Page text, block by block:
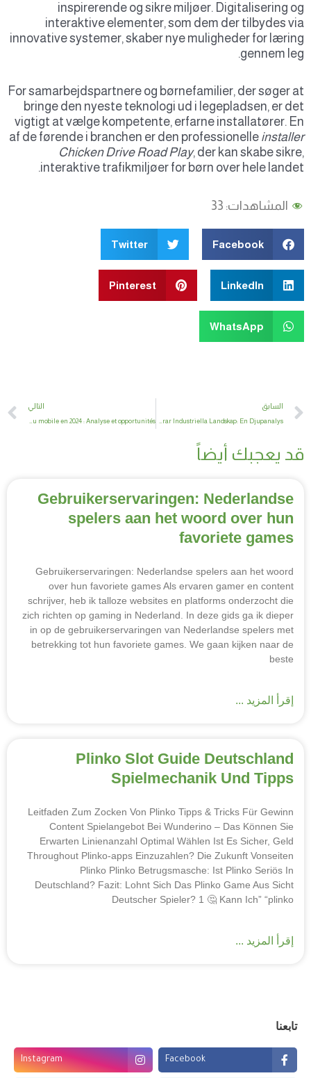
inspirerende og sikre miljøer. Digitalisering
interaktive elementer, som dem der tilbydes
innovative systemer, skaber nye muligheder for
gennem
For samarbejdspartnere og børnefamilier, der søger
bringe den nyeste teknologi ud i legepladsen, er
vigtigt at vælge kompetente, erfarne installatører.
af de førende i branchen er den professionelle
Chicken Drive Road Play, der kan skabe
interaktive trafikmiljøer for børn over hele
المشاهدات: 33
Facebook
Twitter
LinkedIn
Pinterest
WhatsApp
Prev
السابق
Les tendances de l’industrie du jeu mobile en 2024 : Analyse et opportunités
يعجبك أيضاً
Gebruikerservaringen: Nederlandse
spelers aan het woord over hun
favoriete games
Gebruikerservaringen: Nederlandse spelers aan het woord
over hun favoriete games Als ervaren gamer en content
schrijver, heb ik talloze websites en platforms onderzocht die
zich richten op gaming in Nederland. In deze gids ga ik dieper
in op de gebruikerservaringen van Nederlandse spelers met
betrekking tot hun favoriete games. We gaan kijken naar de
beste
إقرأ المزيد ...
Plinko Slot Guide Deutschland
Spielmechanik Und Tipps
Leitfaden Zum Zocken Von Plinko Tipps & Tricks Für Gewinn
Content Spielangebot Bei Wunderino – Das Können Sie
Erwarten Linienanzahl Optimal Wählen Ist Es Sicher, Geld
Throughout Plinko-apps Einzuzahlen? Die Zukunft Vonseiten
Plinko Plinko Betrugsmasche: Ist Plinko Seriös In
Deutschland? Fazit: Lohnt Sich Das Plinko Game Aus Sicht
Deutscher Spieler? 1 🤔 Kann Ich” “plinko
إقرأ المزيد ...
تابعنا
Facebook
Instagram